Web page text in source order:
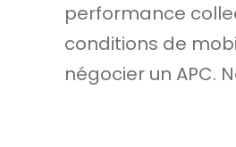
performance
conditions de
négocier un APC.